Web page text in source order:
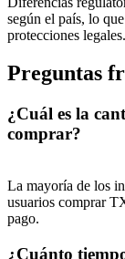
según el país, lo
protecciones legales.
Preguntas
¿Cuál es la
comprar?
La mayoría de los
usuarios comprar
pago.
¿Cuánto